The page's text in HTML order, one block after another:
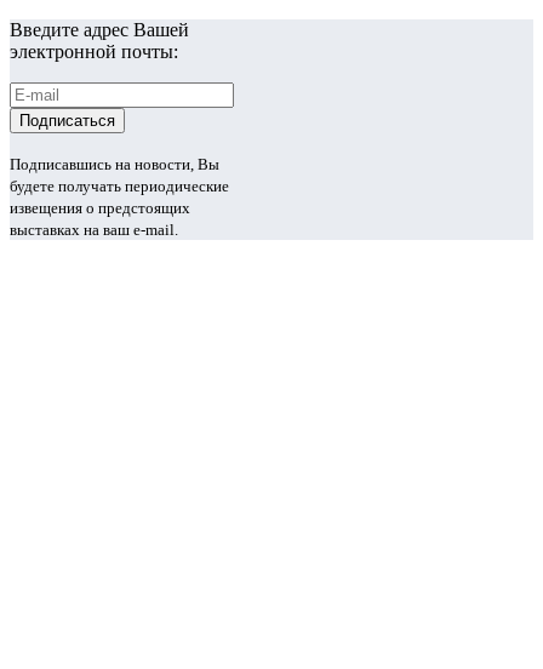
Введите адрес Вашей
электронной почты:
Подписавшись на новости, Вы
будете получать периодические
извещения о предстоящих
выставках на ваш e-mail.